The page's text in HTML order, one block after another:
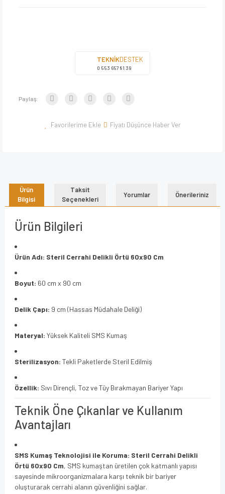
TEKNİKDESTEK
0 553 657 81 39
Paylaş:
Fiyatı Düşünce Haber Ver
Ürün
Bilgisi
Taksit
Seçenekleri
Yorumlar Önerileriniz
Ürün Bilgileri
Ürün Adı: Steril Cerrahi Delikli Örtü 60x90 Cm
Boyut: 60 cm x 90 cm
Delik Çapı: 9 cm (Hassas Müdahale Deliği)
Materyal: Yüksek Kaliteli SMS Kumaş
Sterilizasyon: Tekli Paketlerde Steril Edilmiş
Özellik: Sıvı Dirençli, Toz ve Tüy Bırakmayan Bariyer Yapı
Teknik Öne Çıkanlar ve Kullanım
Avantajları
SMS Kumaş Teknolojisi ile Koruma: Steril Cerrahi Delikli
Örtü 60x90 Cm, SMS kumaştan üretilen çok katmanlı yapısı
sayesinde mikroorganizmalara karşı teknik bir bariyer
oluşturarak cerrahi alanın güvenliğini sağlar.